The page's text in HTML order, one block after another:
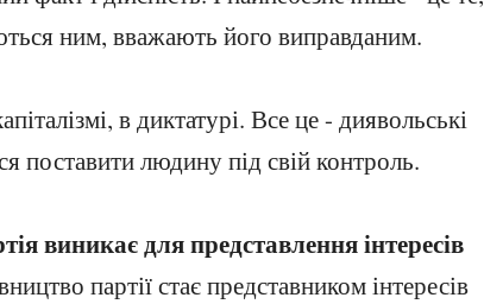
ним, вважають його виправданим.
в диктатурі. Все це - диявольські
поставити людину під свій контроль.
виникає для представлення інтересів
партії стає представником інтересів